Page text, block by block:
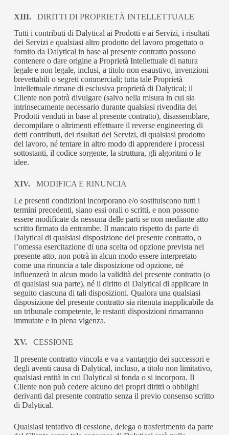
XIII. DIRITTI DI PROPRIETÀ INTELLETTUALE
Tutti i contributi di Dalytical ai Prodotti e ai Servizi, i risultati
dei Servizi e qualsiasi altro prodotto del lavoro progettato o
fornito da Dalytical in base al presente contratto possono
contenere o dare origine a Proprietà Intellettuale di natura
legale e non legale, inclusi, a titolo non esaustivo, invenzioni
brevettabili o segreti commerciali; tutta tale Proprietà
Intellettuale rimane di esclusiva proprietà di Dalytical; il
Cliente non potrà divulgare (salvo nella misura in cui sia
intrinsecamente necessario durante qualsiasi rivendita dei
Prodotti venduti in base al presente contratto), disassemblare,
decompilare o altrimenti effettuare il reverse engineering di
detti contributi, dei risultati dei Servizi, di qualsiasi prodotto
del lavoro, né tentare in altro modo di apprendere i processi
sottostanti, il codice sorgente, la struttura, gli algoritmi o le
idee.
XIV. MODIFICA E RINUNCIA
Le presenti condizioni incorporano e/o sostituiscono tutti i
termini precedenti, siano essi orali o scritti, e non possono
essere modificate da nessuna delle parti se non mediante atto
scritto firmato da entrambe. Il mancato rispetto da parte di
Dalytical di qualsiasi disposizione del presente contratto, o
l’omessa esercitazione di una scelta od opzione prevista nel
presente atto, non potrà in alcun modo essere interpretato
come una rinuncia a tale disposizione od opzione, né
influenzerà in alcun modo la validità del presente contratto (o
di qualsiasi sua parte), né il diritto di Dalytical di applicare in
seguito ciascuna di tali disposizioni. Qualora una qualsiasi
disposizione del presente contratto sia ritenuta inapplicabile da
un tribunale competente, le restanti disposizioni rimarranno
immutate e in piena vigenza.
XV. CESSIONE
Il presente contratto vincola e va a vantaggio dei successori e
degli aventi causa di Dalytical, incluso, a titolo non limitativo,
qualsiasi entità in cui Dalytical si fonda o si incorpora. Il
Cliente non può cedere alcuno dei propri diritti o obblighi
derivanti dal presente contratto senza il previo consenso scritto
di Dalytical.
Qualsiasi tentativo di cessione, delega o trasferimento da parte